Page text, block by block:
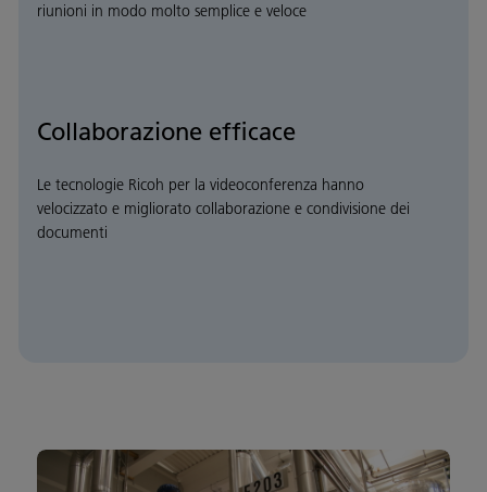
riunioni in modo molto semplice e veloce
Collaborazione efficace
Le tecnologie Ricoh per la videoconferenza hanno
velocizzato e migliorato collaborazione e condivisione dei
documenti